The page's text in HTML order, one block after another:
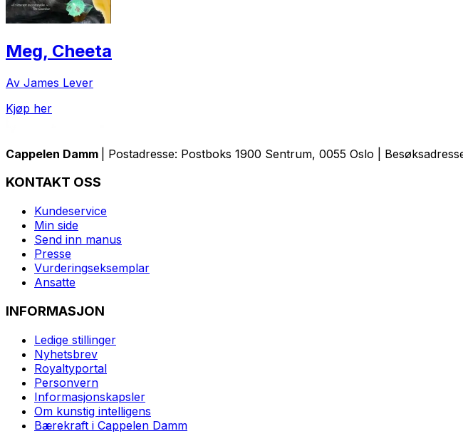
Meg, Cheeta
Av James Lever
Kjøp her
Cappelen Damm | Postadresse: Postboks 1900 Sentrum, 0055 Oslo |
KONTAKT OSS
Kundeservice
Min side
Send inn manus
Presse
Vurderingseksemplar
Ansatte
INFORMASJON
Ledige stillinger
Nyhetsbrev
Royaltyportal
Personvern
Informasjonskapsler
Om kunstig intelligens
Bærekraft i Cappelen Damm